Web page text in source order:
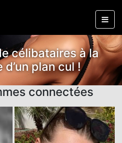
célibataires à la
plan cul !
connectées